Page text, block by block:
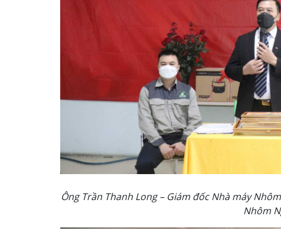
Ông Trần Thanh Long – Giám đốc Nhà máy
Nhôm